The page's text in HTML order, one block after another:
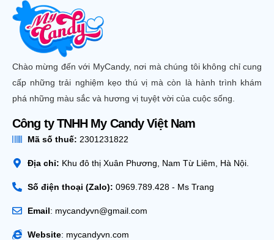
Chào mừng đến với MyCandy, nơi mà chúng tôi không chỉ cung
cấp những trải nghiệm kẹo thú vị mà còn là hành trình khám
phá những màu sắc và hương vị tuyệt vời của cuộc sống.
Công ty TNHH My Candy Việt Nam
Mã số thuế: 2301231822
Địa chỉ: Khu đô thị Xuân Phương, Nam Từ Liêm, Hà Nội.
Số điện thoại (Zalo): 0969.789.428 - Ms Trang
Email: mycandyvn@gmail.com
Website: mycandyvn.com